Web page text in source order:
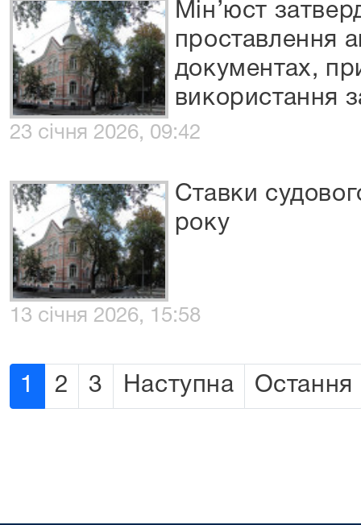
Мін’юст
проставлення
документах,
використання
23 січня 2026, 09:42
Ставки
року
13 січня 2026, 15:58
1 2 3 Наступна Остання